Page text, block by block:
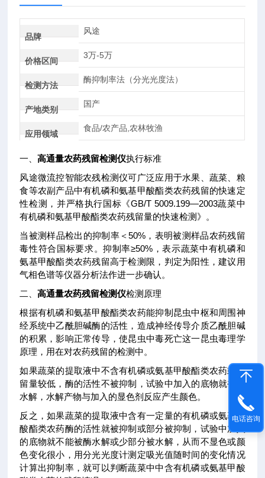
品牌
风途
价格区间
3万-5万
检测方法
酶抑制率法（分光光度法）
产地类别
国产
应用领域
食品/农产品,农林牧渔
一、高通量农药残留检测仪执行标准
风途微流控智能农残检测仪可广泛应用于水果、蔬菜、粮
食等农副产品中有机磷和氨基甲酸酯类农药残留的快速定
性检测，并严格执行国标《GB/T 5009.199—2003蔬菜中
有机磷和氨基甲酸酯类农药残留量的快速检测》。
当被测样品检出的抑制率＜50%，表明被测样品农药残留
毒性符合国标要求。抑制率≥50%，表示蔬菜中有机磷和
氨基甲酸酯类农药残留高于检测限，判定为阳性，建议用
气相色谱等仪器分析法作进一步确认。
二、高通量农药残留检测仪检测原理
根据有机磷和氨基甲酸酯类农药能抑制昆虫中枢和周围神
经系统中乙酰胆碱酶的活性，造成神经传导介质乙酰胆碱
的积累，影响正常传导，使昆虫中毒死亡这一昆虫毒理学
原理，用在对农药残留的检测中。
如果蔬菜的提取液中不含有机磷或氨基甲酸酯类农药或残
留量较低，酶的活性不被抑制，试验中加入的底物就被酶
水解，水解产物与加入的显色剂反应产生颜色。
反之，如果蔬菜的提取液中含有一定量的有机磷或氨基甲
酸酯类农药酶的活性就被抑制或部分被抑制，试验中加入
的底物就不能被酶水解或少部分被水解，从而不显色或颜
色变化很小，用分光光度计测定吸光值随时间的变化情况
计算出抑制率，就可以判断蔬菜中中含有机磷或氨基甲酸
电话咨询